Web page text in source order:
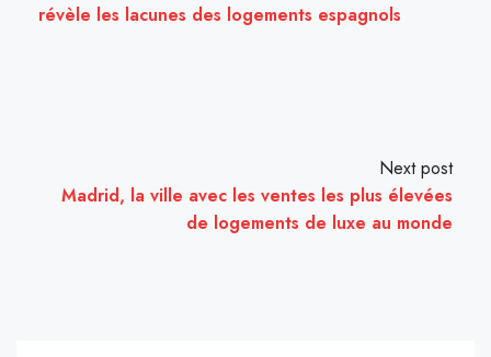
révèle les lacunes des logements espagnols
Next post
Madrid, la ville avec les ventes les plus élevées
de logements de luxe au monde